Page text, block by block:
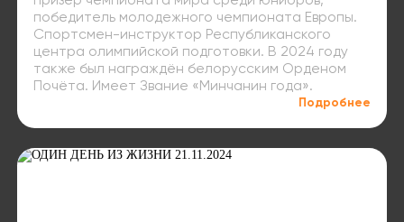
победитель молодежного чемпионата Европы.
Спортсмен-инструктор Республиканского
центра олимпийской подготовки. В 2024 году
также был награждён белорусским Орденом
Почёта. Имеет Звание «Минчанин года».
Подробнее